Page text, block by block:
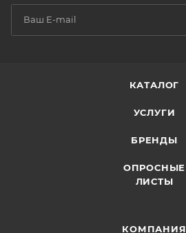
КАТАЛОГ
УСЛУГИ
БРЕНДЫ
ОПРОСНЫЕ
ЛИСТЫ
КОМПАНИЯ